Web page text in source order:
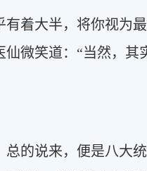
有着大半，将你视
仙微笑道：“当然，
总的说来，便是八大